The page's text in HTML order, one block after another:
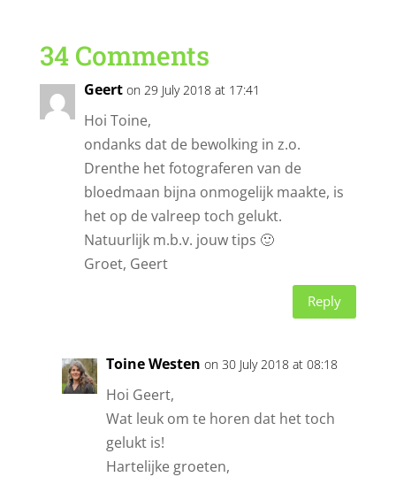
34 Comments
Geert on 29 July 2018 at 17:41
Hoi Toine,
ondanks dat de bewolking in z.o.
Drenthe het fotograferen van de
bloedmaan bijna onmogelijk maakte, is
het op de valreep toch gelukt.
Natuurlijk m.b.v. jouw tips 🙂
Groet, Geert
Reply
Toine Westen on 30 July 2018 at 08:18
Hoi Geert,
Wat leuk om te horen dat het toch
gelukt is!
Hartelijke groeten,